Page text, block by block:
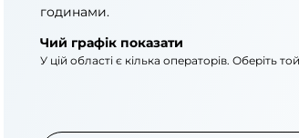
годинами.
Чий графік показати
У цій області є кілька операторів. Оберіть